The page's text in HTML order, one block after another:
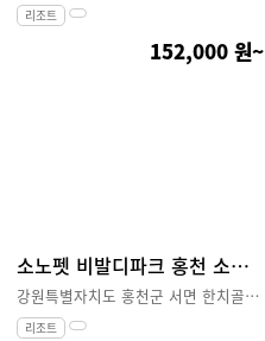
리조트
152,000 원~
소노펫 비발디파크 홍천 소노호텔앤리조트
강원특별자치도 홍천군 서면 한치골길 262
리조트